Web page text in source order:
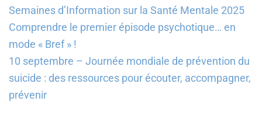
Semaines d’Information sur la Santé Mentale 2025
Comprendre le premier épisode psychotique… en
mode « Bref » !
10 septembre – Journée mondiale de prévention du
suicide : des ressources pour écouter, accompagner,
prévenir